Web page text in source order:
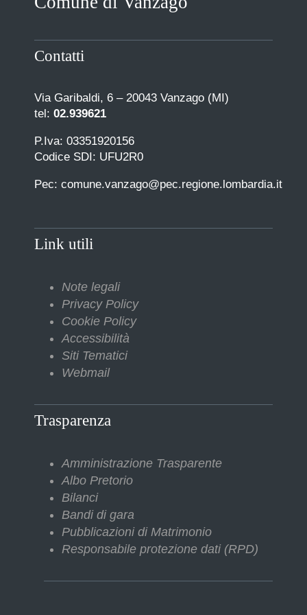
Contatti
Via Garibaldi, 6 – 20043 Vanzago (MI)
tel: 02.939621
P.Iva: 03351920156
Codice SDI: UFU2R0
Pec: comune.vanzago@pec.regione.lombardia.it
Link utili
Note legali
Privacy Policy
Cookie Policy
Accessibilità
Siti Tematici
Webmail
Trasparenza
Amministrazione Trasparente
Albo Pretorio
Bilanci
Bandi di gara
Pubblicazioni di Matrimonio
Responsabile protezione dati (RPD)